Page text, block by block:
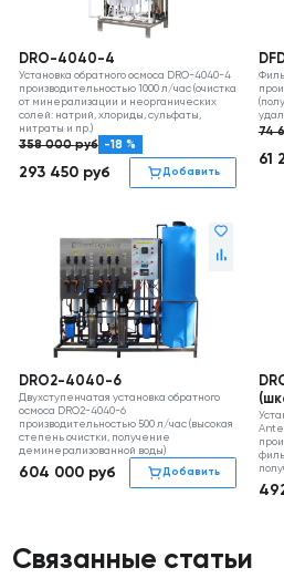
DRO-4040-4
Установка обратного осмоса DRO-4040-4
производительностью 1000 л/час (очистка
от минерализации и неорганических
солей: натрий, хлориды, сульфаты,
нитраты и пр.)
358 000руб -18 %
293 450 руб Добавить
74
61
DRO2-4040-6
Двухступенчатая установка обратного
осмоса DRO2-4040-6
производительностью 500 л/час (высокая
степень очистки, получение
деминерализованной воды)
604 000 руб Добавить
Связанные статьи